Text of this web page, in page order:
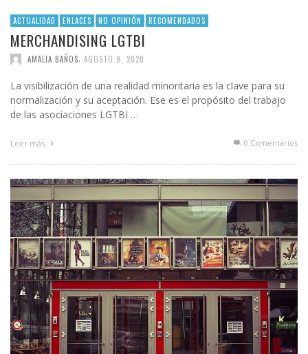
ACTUALIDAD ENLACES NO OPINIÓN RECOMENDADOS
MERCHANDISING LGTBI
AMALIA BAÑOS AGOSTO 9, 2020
La visibilización de una realidad minoritaria es la clave para su
normalización y su aceptación. Ese es el propósito del trabajo
de las asociaciones LGTBI …
Leer más 0 Comentarios